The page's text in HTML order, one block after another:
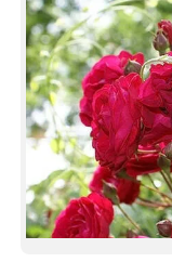
SPIRITUAL
INFO+
ART
ASTRO